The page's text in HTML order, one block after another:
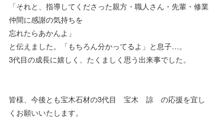
「それと、指導してくださった親方・職人さん・先輩・修業
仲間に感謝の気持ちを
忘れたらあかんよ」
と伝えました。「もちろん分かってるよ」と息子…。
3代目の成長に嬉しく、たくましく思う出来事でした。
皆様、今後とも宝木石材の3代目 宝木 諒 の応援を宜し
くお願いいたします。